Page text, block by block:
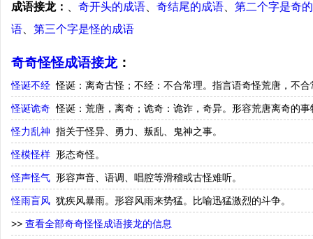
成语接龙： 奇开头的成语 奇结尾的成语
第二个字是奇
语
第三个字是怪的成语
奇奇怪怪成语接龙：
怪诞不经 怪诞：离奇古怪；不经：不合常理。指言语奇怪荒唐，不合
怪诞诡奇 怪诞：荒唐，离奇；诡奇：诡诈，奇异。形容荒唐离奇的事
怪力乱神 指关于怪异、勇力、叛乱、鬼神之事。
怪模怪样 形态奇怪。
怪声怪气 形容声音、语调、唱腔等滑稽或古怪难听。
怪雨盲风 犹疾风暴雨。形容风雨来势猛。比喻迅猛激烈的斗争。
>> 查看全部奇奇怪怪成语接龙的信息